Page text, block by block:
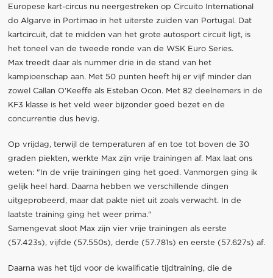
Europese kart-circus nu neergestreken op Circuito International
do Algarve in Portimao in het uiterste zuiden van Portugal. Dat
kartcircuit, dat te midden van het grote autosport circuit ligt, is
het toneel van de tweede ronde van de WSK Euro Series.
Max treedt daar als nummer drie in de stand van het
kampioenschap aan. Met 50 punten heeft hij er vijf minder dan
zowel Callan O'Keeffe als Esteban Ocon. Met 82 deelnemers in de
KF3 klasse is het veld weer bijzonder goed bezet en de
concurrentie dus hevig.
Op vrijdag, terwijl de temperaturen af en toe tot boven de 30
graden piekten, werkte Max zijn vrije trainingen af. Max laat ons
weten: "In de vrije trainingen ging het goed. Vanmorgen ging ik
gelijk heel hard. Daarna hebben we verschillende dingen
uitgeprobeerd, maar dat pakte niet uit zoals verwacht. In de
laatste training ging het weer prima."
Samengevat sloot Max zijn vier vrije trainingen als eerste
(57.423s), vijfde (57.550s), derde (57.781s) en eerste (57.627s) af.
Daarna was het tijd voor de kwalificatie tijdtraining, die de